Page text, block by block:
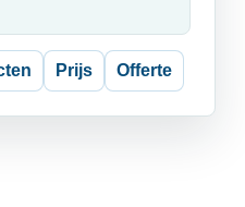
Prijs Offerte